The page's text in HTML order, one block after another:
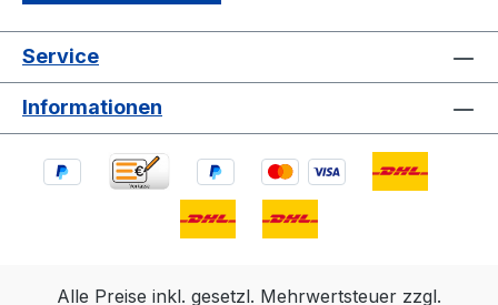
Service
Informationen
Alle Preise inkl. gesetzl. Mehrwertsteuer zzgl.